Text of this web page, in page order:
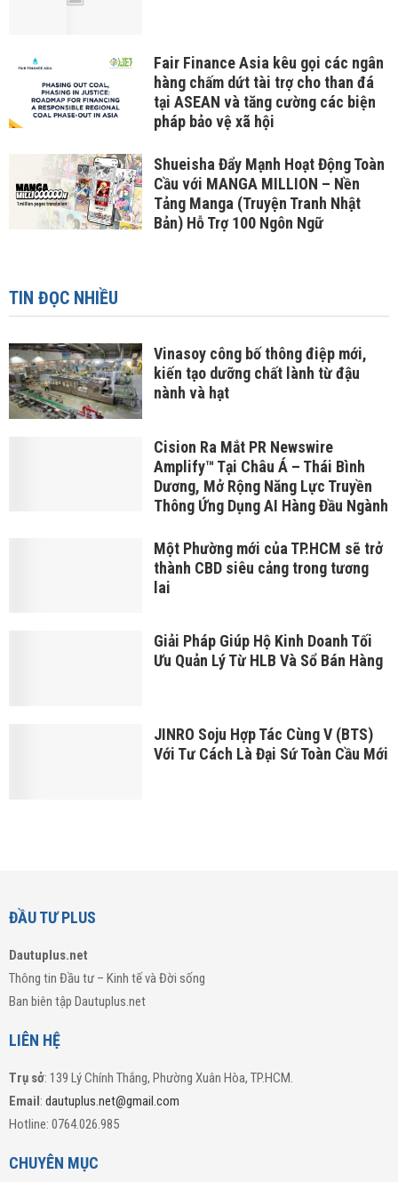
Fair Finance Asia kêu gọi các ngân
hàng chấm dứt tài trợ cho than đá
tại ASEAN và tăng cường các biện
pháp bảo vệ xã hội
Shueisha Đẩy Mạnh Hoạt Động Toàn
Cầu với MANGA MILLION – Nền
Tảng Manga (Truyện Tranh Nhật
Bản) Hỗ Trợ 100 Ngôn Ngữ
TIN ĐỌC NHIỀU
Vinasoy công bố thông điệp mới,
kiến tạo dưỡng chất lành từ đậu
nành và hạt
Cision Ra Mắt PR Newswire
Amplify™ Tại Châu Á – Thái Bình
Dương, Mở Rộng Năng Lực Truyền
Thông Ứng Dụng AI Hàng Đầu Ngành
Một Phường mới của TP.HCM sẽ trở
thành CBD siêu cảng trong tương
lai
Giải Pháp Giúp Hộ Kinh Doanh Tối
Ưu Quản Lý Từ HLB Và Sổ Bán Hàng
JINRO Soju Hợp Tác Cùng V (BTS)
Với Tư Cách Là Đại Sứ Toàn Cầu Mới
ĐẦU TƯ PLUS
Dautuplus.net
Thông tin Đầu tư – Kinh tế và Đời sống
Ban biên tập Dautuplus.net
LIÊN HỆ
Trụ sở: 139 Lý Chính Thắng, Phường Xuân Hòa, TP.HCM.
Email: dautuplus.net@gmail.com
Hotline: 0764.026.985
CHUYÊN MỤC